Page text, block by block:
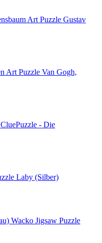
Art Puzzle Gustav
Art Puzzle Van Gogh,
CluePuzzle - Die
Laby (Silber)
Wacko Jigsaw Puzzle